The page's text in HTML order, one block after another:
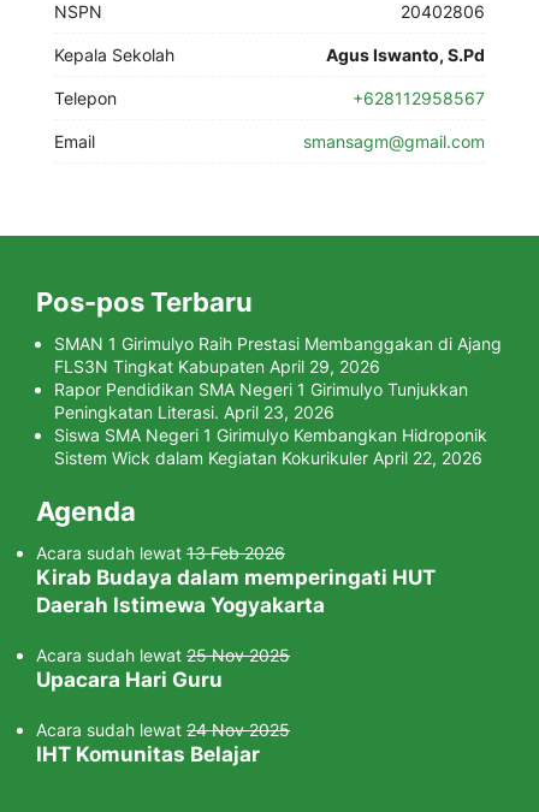
NSPN 20402806
Kepala Sekolah Agus Iswanto, S.Pd
Telepon +628112958567
Email smansagm@gmail.com
Pos-pos Terbaru
SMAN 1 Girimulyo Raih Prestasi Membanggakan di Ajang
FLS3N Tingkat Kabupaten April 29, 2026
Rapor Pendidikan SMA Negeri 1 Girimulyo Tunjukkan
Peningkatan Literasi. April 23, 2026
Siswa SMA Negeri 1 Girimulyo Kembangkan Hidroponik
Sistem Wick dalam Kegiatan Kokurikuler April 22, 2026
Agenda
Acara sudah lewat 13 Feb 2026
Kirab Budaya dalam memperingati HUT
Daerah Istimewa Yogyakarta
Acara sudah lewat 25 Nov 2025
Upacara Hari Guru
Acara sudah lewat 24 Nov 2025
IHT Komunitas Belajar